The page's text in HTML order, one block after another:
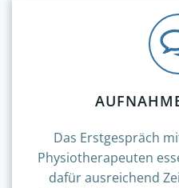
Das Erstgespräch
Physiotherapeuten
dafür ausreichend